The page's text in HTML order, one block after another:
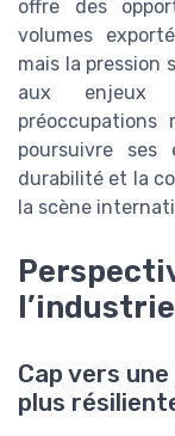
offre des
volumes
mais la pression
aux enjeux
préoccupations
poursuivre
durabilité et la
la scène
Cap vers
plus